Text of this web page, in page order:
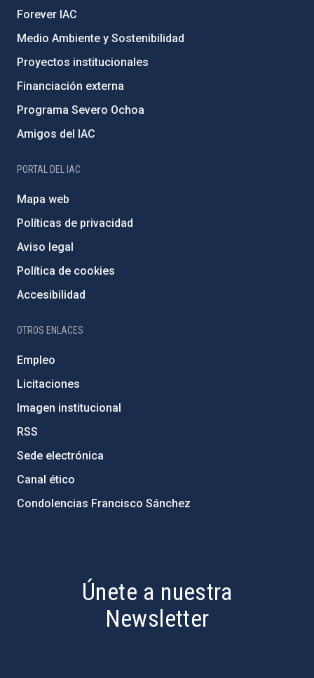
Forever IAC
Medio Ambiente y Sostenibilidad
Proyectos institucionales
Financiación externa
Programa Severo Ochoa
Amigos del IAC
PORTAL DEL IAC
Mapa web
Políticas de privacidad
Aviso legal
Política de cookies
Accesibilidad
OTROS ENLACES
Empleo
Licitaciones
Imagen institucional
RSS
Sede electrónica
Canal ético
Condolencias Francisco Sánchez
Únete a nuestra
Newsletter